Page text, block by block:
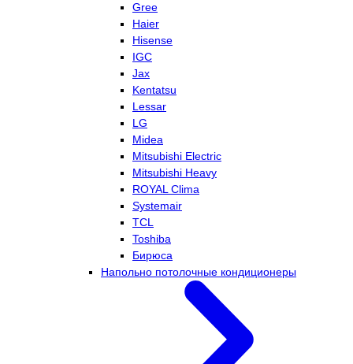
Gree
Haier
Hisense
IGC
Jax
Kentatsu
Lessar
LG
Midea
Mitsubishi Electric
Mitsubishi Heavy
ROYAL Clima
Systemair
TCL
Toshiba
Бирюса
Напольно потолочные кондиционеры